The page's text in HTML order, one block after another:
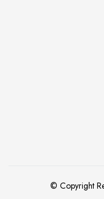
© Copyright